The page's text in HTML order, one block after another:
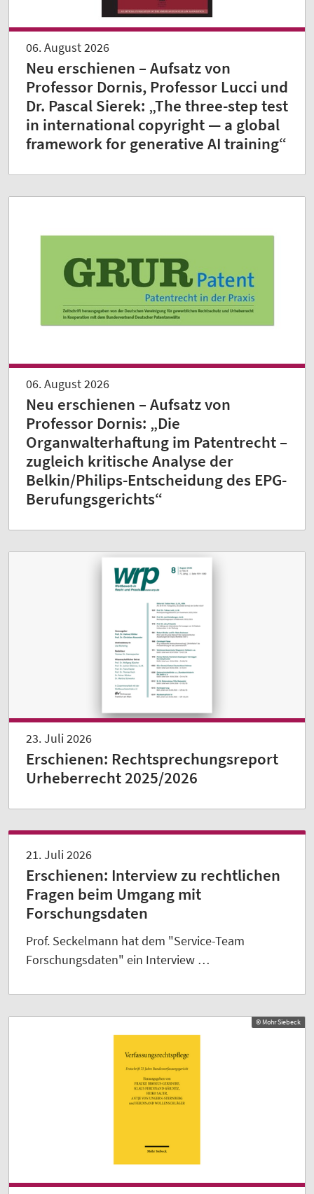
06. August 2026
Neu erschienen – Aufsatz von
Professor Dornis, Professor Lucci und
Dr. Pascal Sierek: „The three-step test
in international copyright — a global
framework for generative AI training“
06. August 2026
Neu erschienen – Aufsatz von
Professor Dornis: „Die
Organwalterhaftung im Patentrecht –
zugleich kritische Analyse der
Belkin/Philips-Entscheidung des EPG-
Berufungsgerichts“
23. Juli 2026
Erschienen: Rechtsprechungsreport
Urheberrecht 2025/2026
21. Juli 2026
Erschienen: Interview zu rechtlichen
Fragen beim Umgang mit
Forschungsdaten
Prof. Seckelmann hat dem "Service-Team
Forschungsdaten" ein Interview …
© Mohr Siebeck